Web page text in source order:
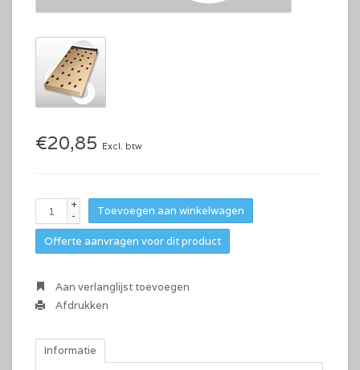
€20,85 Excl. btw
+
-
Toevoegen aan winkelwagen
Offerte aanvragen voor dit product
Aan verlanglijst toevoegen
Afdrukken
Informatie